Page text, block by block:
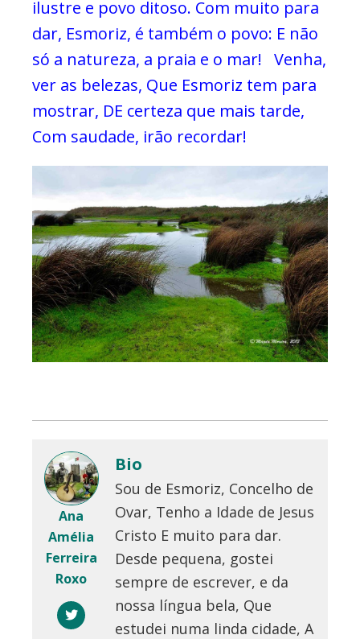
ilustre e povo ditoso. Com muito para
dar, Esmoriz, é também o povo: E não
só a natureza, a praia e o mar! Venha,
ver as belezas, Que Esmoriz tem para
mostrar, DE certeza que mais tarde,
Com saudade, irão recordar!
Ana
Amélia
Ferreira
Roxo
Bio
Sou de Esmoriz, Concelho de
Ovar, Tenho a Idade de Jesus
Cristo E muito para dar.
Desde pequena, gostei
sempre de escrever, e da
nossa língua bela, Que
estudei numa linda cidade, A